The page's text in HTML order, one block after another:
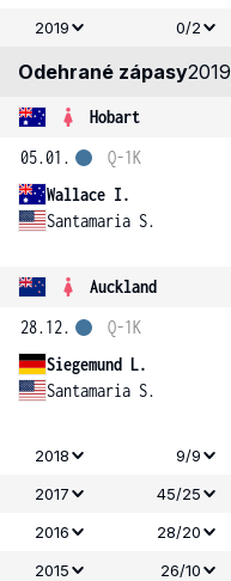
2019
0/2
Odehrané zápasy2019
Hobart
05.01.
Wallace I.
Santamaria S.
Q-1K
Auckland
28.12.
Siegemund L.
Santamaria S.
Q-1K
2018 9/9
2017
45/25
2016
28/20
2015
26/10